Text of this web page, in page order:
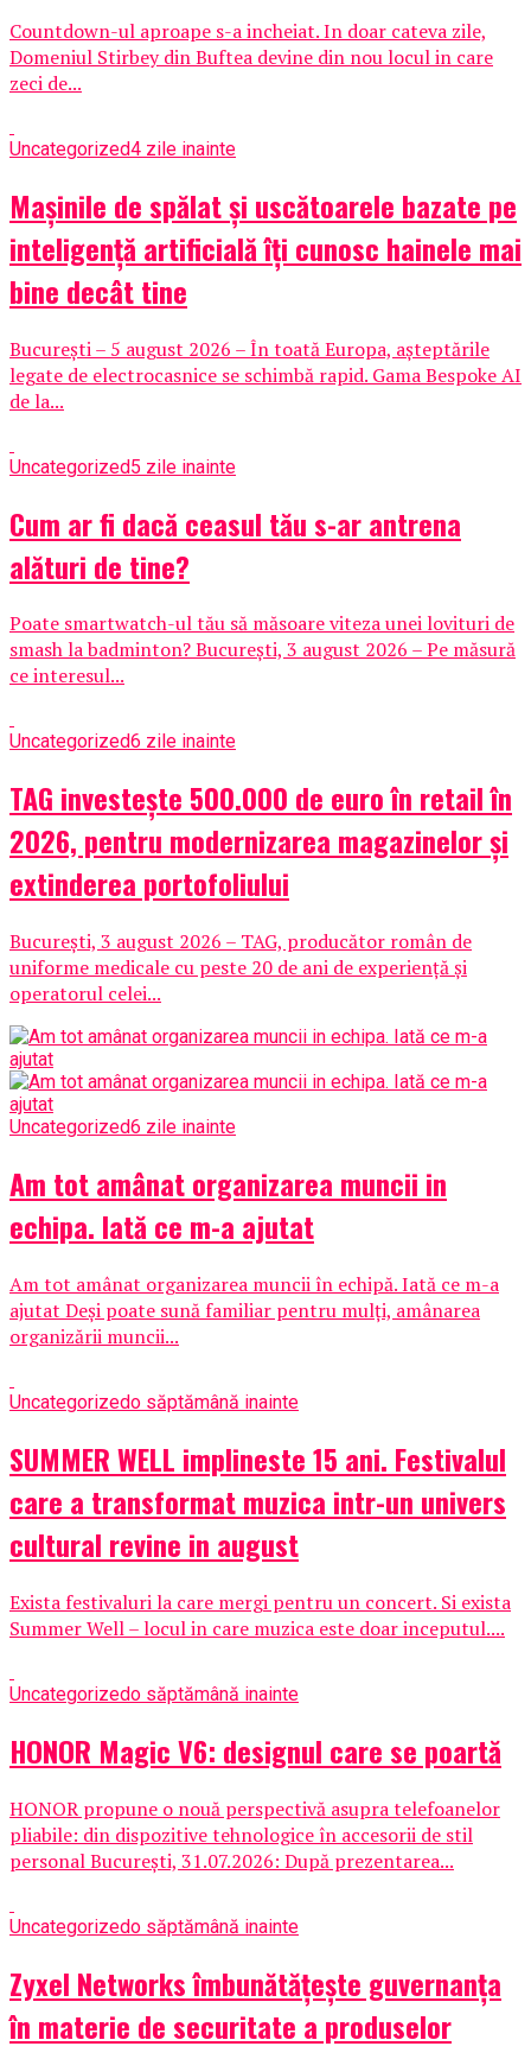
Countdown-ul aproape s-a incheiat. In doar cateva zile,
Domeniul Stirbey din Buftea devine din nou locul in care
zeci de...
Uncategorized4 zile inainte
Mașinile de spălat și uscătoarele bazate pe
inteligență artificială îți cunosc hainele mai
bine decât tine
București – 5 august 2026 – În toată Europa, așteptările
legate de electrocasnice se schimbă rapid. Gama Bespoke AI
de la...
Uncategorized5 zile inainte
Cum ar fi dacă ceasul tău s-ar antrena
alături de tine?
Poate smartwatch-ul tău să măsoare viteza unei lovituri de
smash la badminton? București, 3 august 2026 – Pe măsură
ce interesul...
Uncategorized6 zile inainte
TAG investește 500.000 de euro în retail în
2026, pentru modernizarea magazinelor și
extinderea portofoliului
București, 3 august 2026 – TAG, producător român de
uniforme medicale cu peste 20 de ani de experiență și
operatorul celei...
Uncategorized6 zile inainte
Am tot amânat organizarea muncii in
echipa. Iată ce m-a ajutat
Am tot amânat organizarea muncii în echipă. Iată ce m-a
ajutat Deși poate sună familiar pentru mulți, amânarea
organizării muncii...
Uncategorizedo săptămână inainte
SUMMER WELL implineste 15 ani. Festivalul
care a transformat muzica intr-un univers
cultural revine in august
Exista festivaluri la care mergi pentru un concert. Si exista
Summer Well – locul in care muzica este doar inceputul....
Uncategorizedo săptămână inainte
HONOR Magic V6: designul care se poartă
HONOR propune o nouă perspectivă asupra telefoanelor
pliabile: din dispozitive tehnologice în accesorii de stil
personal București, 31.07.2026: După prezentarea...
Uncategorizedo săptămână inainte
Zyxel Networks îmbunătățește guvernanța
în materie de securitate a produselor